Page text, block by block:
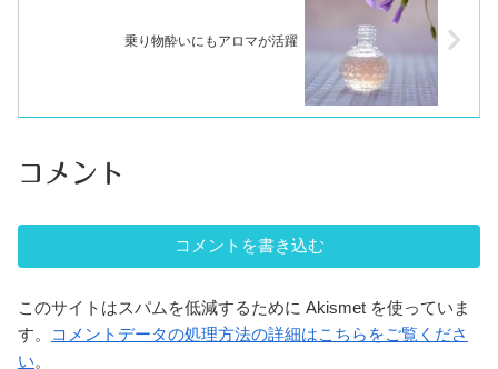
乗り物酔いにもアロマが活躍
コメント
コメントを書き込む
このサイトはスパムを低減するために Akismet を使っていま
す。
コメントデータの処理方法の詳細はこちらをご覧くださ
い。